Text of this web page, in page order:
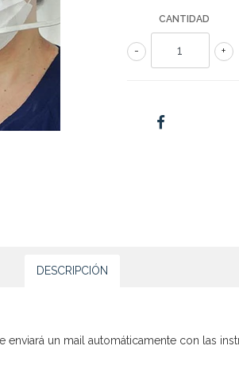
CANTIDAD
+
-
DESCRIPCIÓN
enviará un mail automáticamente con las